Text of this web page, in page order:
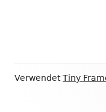
Footer
VerwendetTiny